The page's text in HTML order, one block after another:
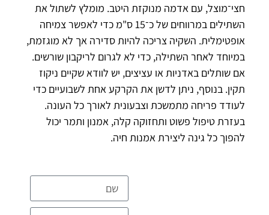
חצי־מוצל, עם אדמה מנוקזת היטב. מומלץ לשתול את
השתילים במרווחים של כ־15 ס"מ כדי לאפשר צמיחה
אופטימלית. השקיה צריכה להיות סדירה אך לא מוגזמת,
במיוחד לאחר השתילה, כדי לא לגרום לריקבון שורשים.
אם שותלים באדניות או עציצים, יש לוודא שקיים ניקוז
תקין. בנוסף, ניתן לדשן את הקרקע אחת לשבועיים כדי
לעודד פריחה מתמשכת וצבעונית לאורך כל העונה.
בעזרת טיפול פשוט ותחזוקה קלה, אמנון ותמר יכול
להפוך כל גינה ליצירת אמנות חיה.